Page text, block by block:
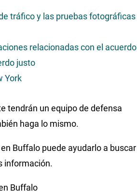
tráfico y las pruebas fotográficas
relacionadas con el acuerdo
justo
York
tendrán un equipo de defensa
haga lo mismo.
Buffalo puede ayudarlo a buscar
información.
Buffalo